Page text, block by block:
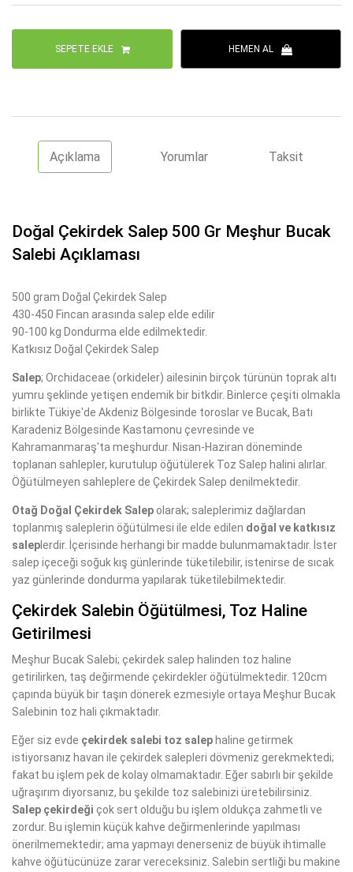
SEPETE EKLE HEMEN AL
Açıklama Yorumlar Taksit
Doğal Çekirdek Salep 500 Gr Meşhur Bucak
Salebi Açıklaması
500 gram Doğal Çekirdek Salep
430-450 Fincan arasında salep elde edilir
90-100 kg Dondurma elde edilmektedir.
Katkısız Doğal Çekirdek Salep
Salep; Orchidaceae (orkideler) ailesinin birçok türünün toprak altı
yumru şeklinde yetişen endemik bir bitkdir. Binlerce çeşiti olmakla
birlikte Tükiye'de Akdeniz Bölgesinde toroslar ve Bucak, Batı
Karadeniz Bölgesinde Kastamonu çevresinde ve
Kahramanmaraş'ta meşhurdur. Nisan-Haziran döneminde
toplanan sahlepler, kurutulup öğütülerek Toz Salep halini alırlar.
Öğütülmeyen sahleplere de Çekirdek Salep denilmektedir.
Otağ Doğal Çekirdek Salep olarak; saleplerimiz dağlardan
toplanmış saleplerin öğütülmesi ile elde edilen doğal ve katkısız
saleplerdir. İçerisinde herhangi bir madde bulunmamaktadır. İster
salep içeceği soğuk kış günlerinde tüketilebilir, istenirse de sıcak
yaz günlerinde dondurma yapılarak tüketilebilmektedir.
Çekirdek Salebin Öğütülmesi, Toz Haline
Getirilmesi
Meşhur Bucak Salebi; çekirdek salep halinden toz haline
getirilirken, taş değirmende çekirdekler öğütülmektedir. 120cm
çapında büyük bir taşın dönerek ezmesiyle ortaya Meşhur Bucak
Salebinin toz hali çıkmaktadır.
Eğer siz evde çekirdek salebi toz salep haline getirmek
istiyorsanız havan ile çekirdek salepleri dövmeniz gerekmektedi;
fakat bu işlem pek de kolay olmamaktadır. Eğer sabırlı bir şekilde
uğraşırım diyorsanız, bu şekilde toz salebinizi üretebilirsiniz.
Salep çekirdeği çok sert olduğu bu işlem oldukça zahmetli ve
zordur. Bu işlemin küçük kahve değirmenlerinde yapılması
önerilmemektedir; ama yapmayı denerseniz de büyük ihtimalle
kahve öğütücünüze zarar vereceksiniz. Salebin sertliği bu makine